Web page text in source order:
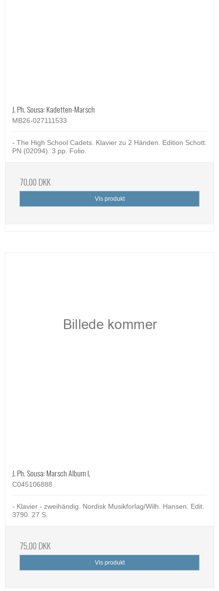
J. Ph. Sousa: Kadetten-Marsch
MB26-027111533
- The High School Cadets. Klavier zu 2 Händen. Edition Schott.
PN (02094). 3 pp. Folio.
70,00 DKK
Vis produkt
J. Ph. Sousa: Marsch Album I,
C045106888
- Klavier - zweihändig. Nordisk Musikforlag/Wilh. Hansen. Edit.
3790. 27 S.
75,00 DKK
Vis produkt